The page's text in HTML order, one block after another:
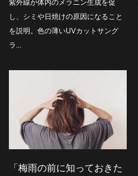
紫外線が体内のメラニン生成を促
し、シミや日焼けの原因になること
を説明。色の薄いUVカットサング
ラ...
「梅雨の前に知っておきた